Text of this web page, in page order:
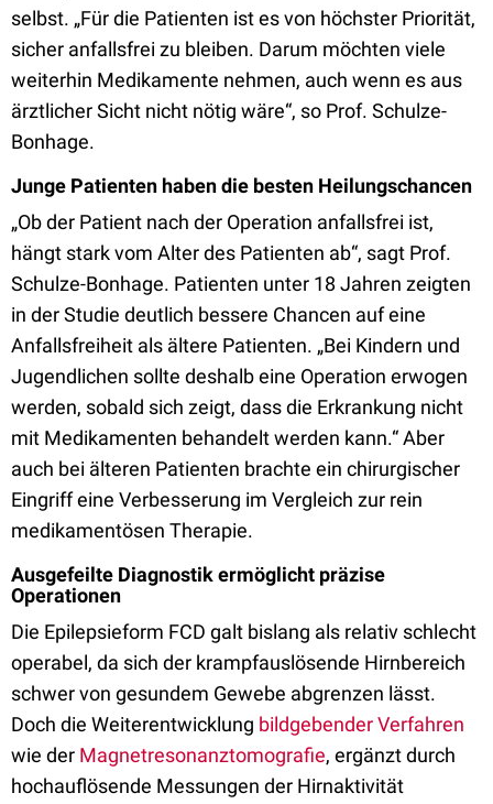
selbst. „Für die Patienten ist es von höchster Priorität,
sicher anfallsfrei zu bleiben. Darum möchten viele
weiterhin Medikamente nehmen, auch wenn es aus
ärztlicher Sicht nicht nötig wäre“, so Prof. Schulze-
Bonhage.
Junge Patienten haben die besten Heilungschancen
„Ob der Patient nach der Operation anfallsfrei ist,
hängt stark vom Alter des Patienten ab“, sagt Prof.
Schulze-Bonhage. Patienten unter 18 Jahren zeigten
in der Studie deutlich bessere Chancen auf eine
Anfallsfreiheit als ältere Patienten. „Bei Kindern und
Jugendlichen sollte deshalb eine Operation erwogen
werden, sobald sich zeigt, dass die Erkrankung nicht
mit Medikamenten behandelt werden kann.“ Aber
auch bei älteren Patienten brachte ein chirurgischer
Eingriff eine Verbesserung im Vergleich zur rein
medikamentösen Therapie.
Ausgefeilte Diagnostik ermöglicht präzise
Operationen
Die Epilepsieform FCD galt bislang als relativ schlecht
operabel, da sich der krampfauslösende Hirnbereich
schwer von gesundem Gewebe abgrenzen lässt.
Doch die Weiterentwicklung bildgebender Verfahren
wie der Magnetresonanztomografie, ergänzt durch
hochauflösende Messungen der Hirnaktivität